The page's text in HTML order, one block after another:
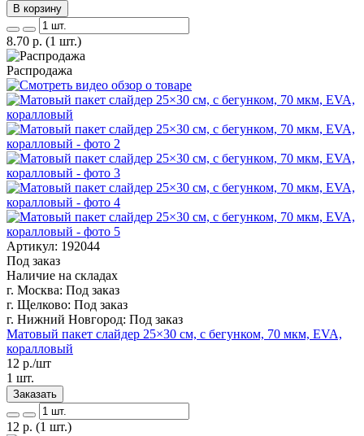
В корзину
8.70 р. (1 шт.)
Распродажа
Артикул: 192044
Под заказ
Наличие на складах
г. Москва: Под заказ
г. Щелково: Под заказ
г. Нижний Новгород: Под заказ
Матовый пакет слайдер 25×30 см, с бегунком, 70 мкм, EVA,
коралловый
12 р./шт
1 шт.
Заказать
12 р. (1 шт.)